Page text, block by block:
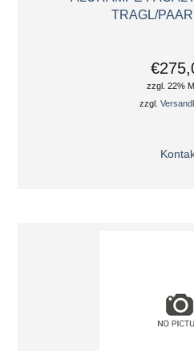
TRAGL/
zzgl. 22%
zzgl.